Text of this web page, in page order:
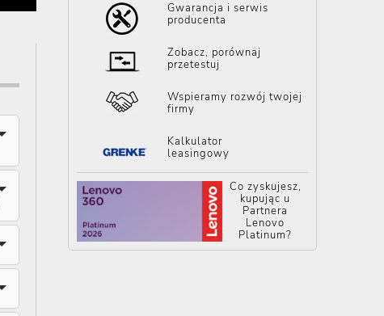
Gwarancja i serwis
producenta
Zobacz, porównaj
przetestuj
Wspieramy rozwój twojej
firmy
Kalkulator
leasingowy
Co zyskujesz,
kupując u
Partnera
Lenovo
Platinum?